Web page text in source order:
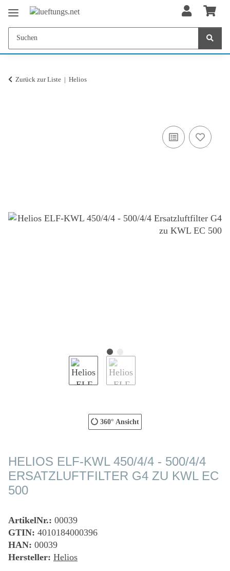
Zurück zur Liste Helios
360° Ansicht
HELIOS ELF-KWL 450/4/4 - 500/4/4
ERSATZLUFTFILTER G4 ZU KWL EC
500
ArtikelNr.: 00039
GTIN: 4010184000396
HAN: 00039
Hersteller: Helios